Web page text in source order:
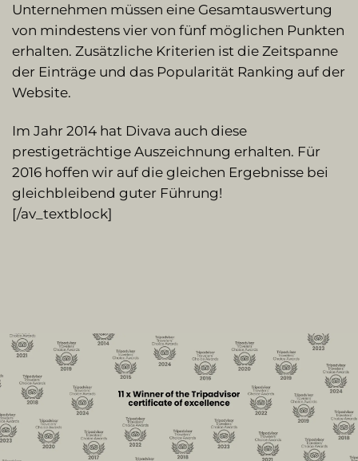
Unternehmen müssen eine Gesamtauswertung
von mindestens vier von fünf möglichen Punkten
erhalten. Zusätzliche Kriterien ist die Zeitspanne
der Einträge und das Popularität Ranking auf der
Website.
Im Jahr 2014 hat Divava auch diese
prestigeträchtige Auszeichnung erhalten. Für
2016 hoffen wir auf die gleichen Ergebnisse bei
gleichbleibend guter Führung!
[/av_textblock]